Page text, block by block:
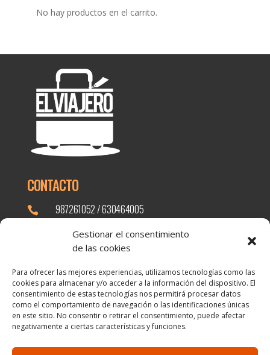
Gestionar el consentimiento
de las cookies
Para ofrecer las mejores experiencias, utilizamos tecnologías como las
cookies para almacenar y/o acceder a la información del dispositivo. El
consentimiento de estas tecnologías nos permitirá procesar datos
como el comportamiento de navegación o las identificaciones únicas
en este sitio. No consentir o retirar el consentimiento, puede afectar
negativamente a ciertas características y funciones.
No hay productos en el carrito.
CONTACTO
 987261052 / 630464005
elviajero@elviajeroleon.com
Calle Burgo Nuevo, 7, 24001 León
PÁGINAS DE INTERÉS
¿Por qué comprar en el viajero?
Blog
Contacto